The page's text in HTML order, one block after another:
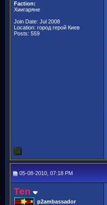
Faction:
Хиигаряне
Join Date: Jul 2008
Location: город герой Киев
Posts: 559
05-08-2010, 07:18 PM
Ten
p2ambassador